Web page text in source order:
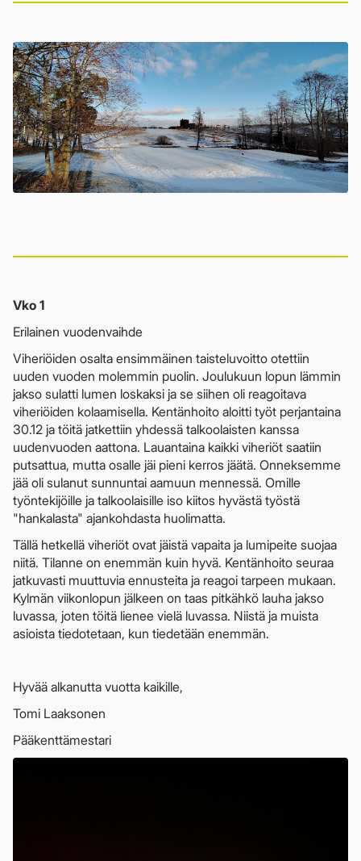
Vko 1
Erilainen vuodenvaihde
Viheriöiden osalta ensimmäinen taisteluvoitto otettiin
uuden vuoden molemmin puolin. Joulukuun lopun lämmin
jakso sulatti lumen loskaksi ja se siihen oli reagoitava
viheriöiden kolaamisella. Kentänhoito aloitti työt perjantaina
30.12 ja töitä jatkettiin yhdessä talkoolaisten kanssa
uudenvuoden aattona. Lauantaina kaikki viheriöt saatiin
putsattua, mutta osalle jäi pieni kerros jäätä. Onneksemme
jää oli sulanut sunnuntai aamuun mennessä. Omille
työntekijöille ja talkoolaisille iso kiitos hyvästä työstä
"hankalasta" ajankohdasta huolimatta.
Tällä hetkellä viheriöt ovat jäistä vapaita ja lumipeite suojaa
niitä. Tilanne on enemmän kuin hyvä. Kentänhoito seuraa
jatkuvasti muuttuvia ennusteita ja reagoi tarpeen mukaan.
Kylmän viikonlopun jälkeen on taas pitkähkö lauha jakso
luvassa, joten töitä lienee vielä luvassa. Niistä ja muista
asioista tiedotetaan, kun tiedetään enemmän.
Hyvää alkanutta vuotta kaikille,
Tomi Laaksonen
Pääkenttämestari